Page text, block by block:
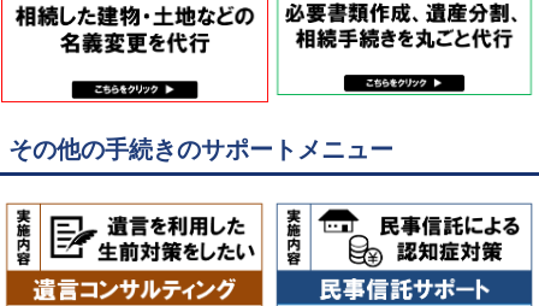
その他の手続きのサポートメニュー